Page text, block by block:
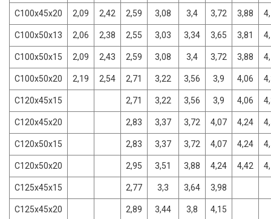
C100x45x20 2,09 2,42 2,59 3,08 3,4 3,72 3,88
C100x50x13 2,06 2,38 2,55 3,03 3,34 3,65 3,81
C100x50x15 2,09 2,43 2,59 3,08 3,4 3,72 3,88
C100x50x20 2,19 2,54 2,71 3,22 3,56 3,9 4,06
C120x45x15 2,71 3,22 3,56 3,9 4,06
C120x45x20 2,83 3,37 3,72 4,07 4,24
C120x50x15 2,83 3,37 3,72 4,07 4,24
C120x50x20 2,95 3,51 3,88 4,24 4,42
C125x45x15 2,77 3,3 3,64 3,98
C125x45x20 2,89 3,44 3,8 4,15